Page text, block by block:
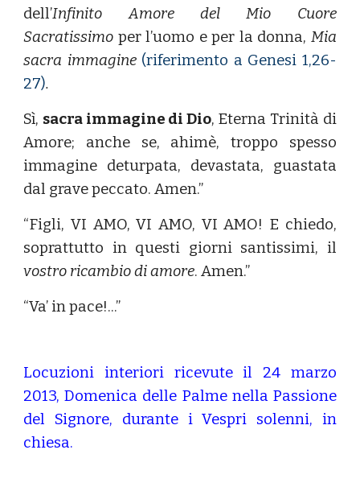
dell’Infinito Amore del Mio Cuore
Sacratissimo per l’uomo e per la donna, Mia
sacra immagine (riferimento a Genesi 1,26-
27).
Sì, sacra immagine di Dio, Eterna Trinità di
Amore; anche se, ahimè, troppo spesso
immagine deturpata, devastata, guastata
dal grave peccato. Amen.”
“Figli, VI AMO, VI AMO, VI AMO! E chiedo,
soprattutto in questi giorni santissimi, il
vostro ricambio di amore. Amen.”
“Va’ in pace!...”
Locuzioni interiori ricevute il 24 marzo
2013, Domenica delle Palme nella Passione
del Signore, durante i Vespri solenni, in
chiesa.